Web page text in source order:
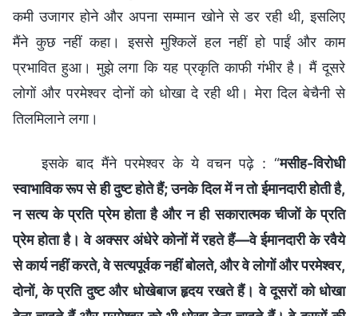
कमी उजागर होने और अपना सम्मान खोने से डर रही थी, इसलिए
मैंने कुछ नहीं कहा। इससे मुश्किलें हल नहीं हो पाईं और काम
प्रभावित हुआ। मुझे लगा कि यह प्रकृति काफी गंभीर है। मैं दूसरे
लोगों और परमेश्वर दोनों को धोखा दे रही थी। मेरा दिल बेचैनी से
तिलमिलाने लगा।
इसके बाद मैंने परमेश्वर के ये वचन पढ़े : “मसीह-विरोधी
स्वाभाविक रूप से ही दुष्ट होते हैं; उनके दिल में न तो ईमानदारी होती है,
न सत्य के प्रति प्रेम होता है और न ही सकारात्मक चीजों के प्रति
प्रेम होता है। वे अक्सर अंधेरे कोनों में रहते हैं—वे ईमानदारी के रवैये
से कार्य नहीं करते, वे सत्यपूर्वक नहीं बोलते, और वे लोगों और परमेश्वर,
दोनों, के प्रति दुष्ट और धोखेबाज हृदय रखते हैं। वे दूसरों को धोखा